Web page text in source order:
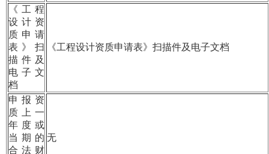
《工程
设计资
质申请
表》扫
描件及
电子文
档
《工程设计资质申请表》扫描件及电子文档
申报资
质上一
年度或
当期的
合法财
无